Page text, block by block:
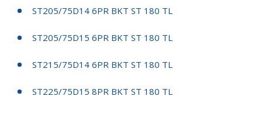
ST205/75D14 6PR BKT ST 180 TL
ST205/75D15 6PR BKT ST 180 TL
ST215/75D14 6PR BKT ST 180 TL
ST225/75D15 8PR BKT ST 180 TL